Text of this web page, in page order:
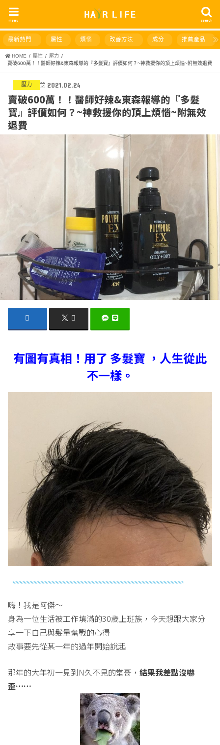
search
menu
最新熱門 屬性 煩惱 改善方法 成分 推薦產品
HOME 屬性
壓力
賣破600萬！！醫師好辣&東森報導的『多髮寶』評價如何？~神救援你的頂上煩惱~附無效退費
壓力 2021.02.24
賣破600萬！！醫師好辣&東森報導的『多髮
寶』評價如何？~神救援你的頂上煩惱~附無效
退費
有圖有真相！用了 多髮寶 ，人生從此
不一樣。
嗨！我是阿傑～
身為一位生活被工作填滿的30歲上班族，今天想跟大家分
享一下自己與髮量奮戰的心得
故事要先從某一年的過年開始說起
那年的大年初一見到N久不見的堂哥，結果我差點沒嚇
歪……